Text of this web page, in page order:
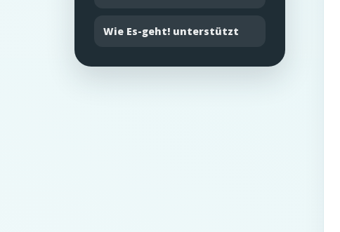
Wie Es-geht! unterstützt